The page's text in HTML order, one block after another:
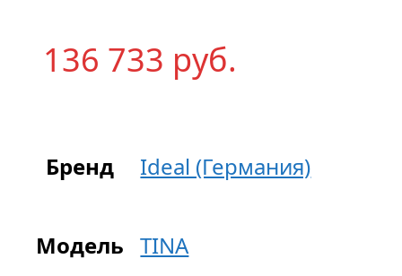
136 733 руб.
Бренд Ideal (Германия)
Модель TINA